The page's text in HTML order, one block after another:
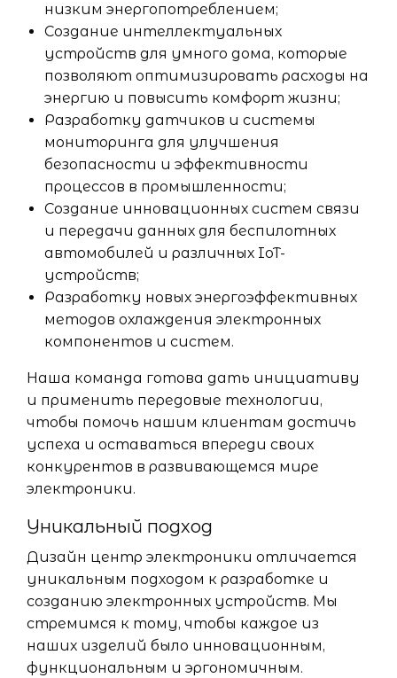
низким энергопотреблением;
Создание интеллектуальных
устройств для умного дома, которые
позволяют оптимизировать расходы на
энергию и повысить комфорт жизни;
Разработку датчиков и системы
мониторинга для улучшения
безопасности и эффективности
процессов в промышленности;
Создание инновационных систем связи
и передачи данных для беспилотных
автомобилей и различных IoT-
устройств;
Разработку новых энергоэффективных
методов охлаждения электронных
компонентов и систем.
Наша команда готова дать инициативу
и применить передовые технологии,
чтобы помочь нашим клиентам достичь
успеха и оставаться впереди своих
конкурентов в развивающемся мире
электроники.
Уникальный подход
Дизайн центр электроники отличается
уникальным подходом к разработке и
созданию электронных устройств. Мы
стремимся к тому, чтобы каждое из
наших изделий было инновационным,
функциональным и эргономичным.